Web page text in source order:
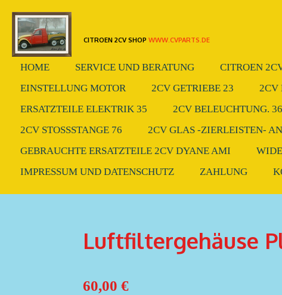
Zum
Hauptinhalt
springen
CITROEN 2CV SHOP WWW.CVPARTS.DE
HOME SERVICE UND BERATUNG CITROEN
EINSTELLUNG MOTOR
2CV GETRIEBE 23 2CV
ERSATZTEILE ELEKTRIK 35
2CV BELEUCHTUNG. 36
2CV STOSSSTANGE 76
2CV GLAS -ZIERLEISTEN-
GEBRAUCHTE ERSATZTEILE 2CV DYANE AMI
IMPRESSUM UND DATENSCHUTZ
ZAHLUNG
Luftfiltergehäuse
60,00 €